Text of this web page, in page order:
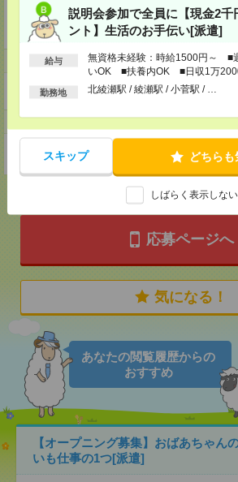
説明会参加で全員に【現金2千
ント】生活のお手伝い[派遣]
給与
無資格未経験：時給1500円～ ■
いOK ■扶養内OK ■日収1万
以上
勤務地 北綾瀬駅 / 綾瀬駅 / 小菅駅 / …
スキップ どちらも
しばらく表示しない
企業HP
https://recruit.lull-inc.co.jp/
ホームページ
https://en-gage.net/lull-inc_saiyo/
東京都東京都渋谷区渋谷3-10-13 東急REIT渋谷R
応募ページへ
気になる！
あなたの閲覧履歴からの
おすすめ
【オープニング募集】おばあちゃん
いも仕事の1つ[派遣]